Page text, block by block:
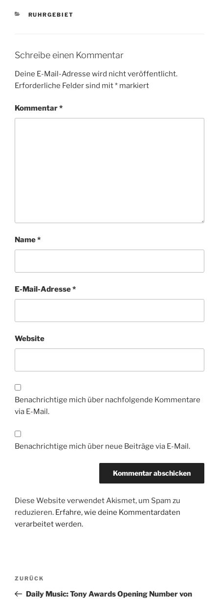
KATEGORIEN
RUHRGEBIET
Schreibe einen Kommentar
Deine E-Mail-Adresse wird nicht veröffentlicht.
Erforderliche Felder sind mit* markiert
Kommentar*
Name*
E-Mail-Adresse*
Website
Benachrichtige mich über nachfolgende Kommentare
via E-Mail.
Benachrichtige mich über neue Beiträge via E-Mail.
Diese Website verwendet Akismet, um Spam zu
reduzieren. Erfahre, wie deine Kommentardaten
verarbeitet werden.
Beitragsnavigation
Vorheriger
Beitrag
ZURÜCK
Daily Music: Tony Awards Opening Number von